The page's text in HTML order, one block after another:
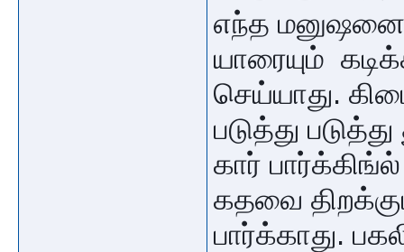
எந்த மனுஷனை
யாரையும்
செய்யாது.
படுத்து
கார்
கதவை
பார்க்காது.